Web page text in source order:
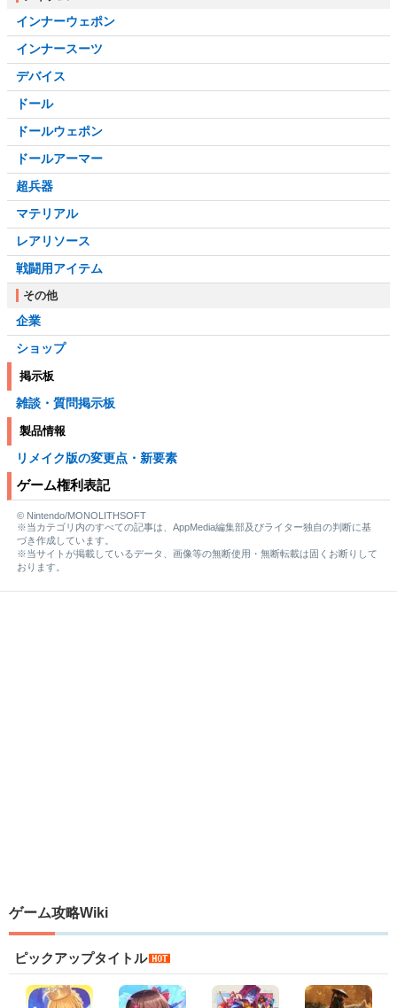
インナーウェポン
インナースーツ
デバイス
ドール
ドールウェポン
ドールアーマー
超兵器
マテリアル
レアリソース
戦闘用アイテム
その他
企業
ショップ
掲示板
雑談・質問掲示板
製品情報
リメイク版の変更点・新要素
ゲーム権利表記
© Nintendo/MONOLITHSOFT
※当カテゴリ内のすべての記事は、AppMedia編集部及びライター独自の判断に基
づき作成しています。
※当サイトが掲載しているデータ、画像等の無断使用・無断転載は固くお断りして
おります。
ゲーム攻略Wiki
ピックアップタイトル